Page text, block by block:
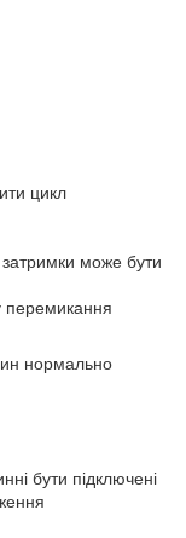
цикл
може бути
перемикання
нормально
бути підключені